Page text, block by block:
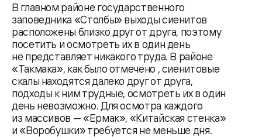
В главном районе государственного
заповедника «Столбы» выходы сиенитов
расположены близко друг от друга, поэтому
посетить и осмотреть их в один день
не представляет никакого труда. В районе
«Такмака», как было отмечено , сиенитовые
скалы находятся далеко друг от друга,
подходы к ним трудные, осмотреть их в один
день невозможно. Для осмотра каждого
из массивов — «Ермак», «Китайская стенка»
и «Воробушки» требуется не меньше дня.